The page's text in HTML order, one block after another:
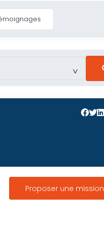
assistant
Proposer une mission